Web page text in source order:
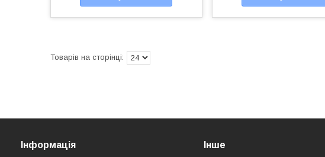
Інформація Інше